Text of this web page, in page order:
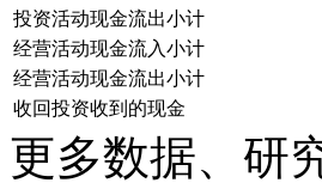
投资活动现金流出小计
经营活动现金流入小计
经营活动现金流出小计
收回投资收到的现金
更多数据、研